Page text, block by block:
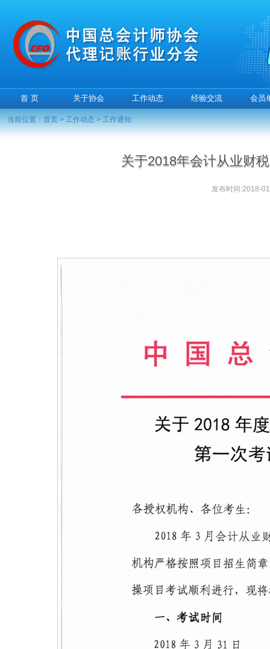
首 页 关于协会 工作动态 经验交流 会员
当前位置：首页>工作动态>工作通知
关于2018年会计从业财
发布时间:2018-